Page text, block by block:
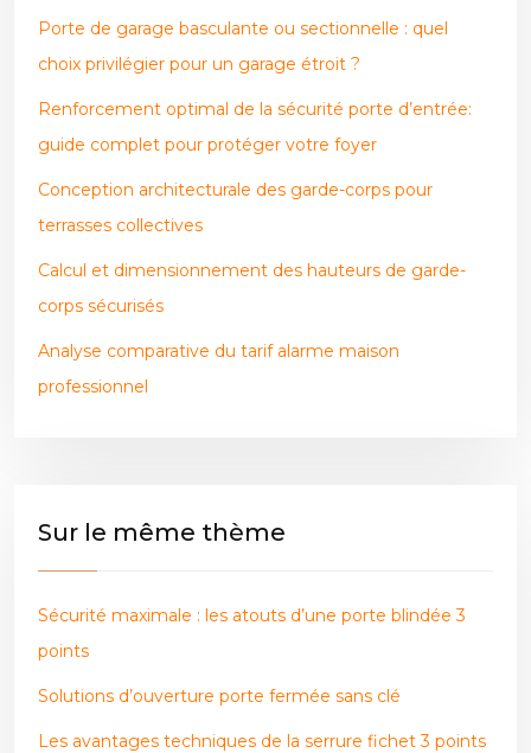
Porte de garage basculante ou sectionnelle : quel
choix privilégier pour un garage étroit ?
Renforcement optimal de la sécurité porte d’entrée:
guide complet pour protéger votre foyer
Conception architecturale des garde-corps pour
terrasses collectives
Calcul et dimensionnement des hauteurs de garde-
corps sécurisés
Analyse comparative du tarif alarme maison
professionnel
Sur le même thème
Sécurité maximale : les atouts d’une porte blindée 3
points
Solutions d’ouverture porte fermée sans clé
Les avantages techniques de la serrure fichet 3 points